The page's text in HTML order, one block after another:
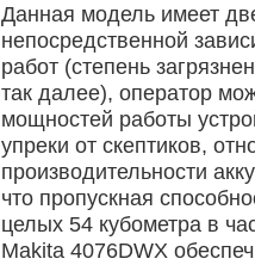
Данная модель имеет
непосредственной
работ (степень
так далее), оператор
мощностей работы
упреки от скептиков,
производительности
что пропускная
целых 54 кубометра в
Makita 4076DWX